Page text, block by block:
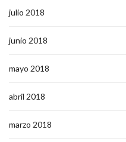
julio 2018
junio 2018
mayo 2018
abril 2018
marzo 2018